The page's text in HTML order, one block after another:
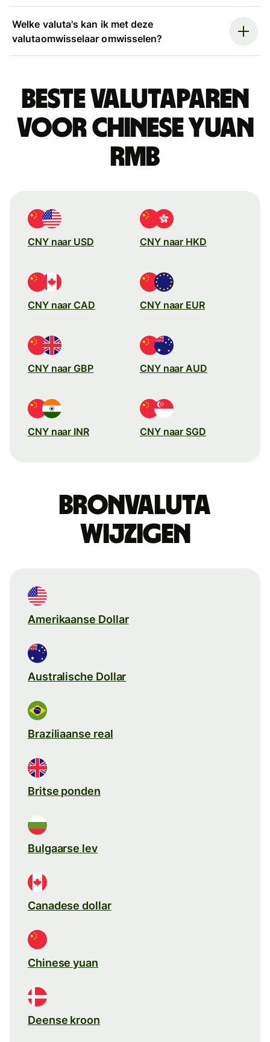
Welke valuta's kan ik met deze
valutaomwisselaar omwisselen?
Beste valutaparen
voor Chinese yuan
rmb
CNY naar USD CNY naar HKD
CNY naar CAD CNY naar EUR
CNY naar GBP CNY naar AUD
CNY naar INR CNY naar SGD
Bronvaluta
wijzigen
Amerikaanse Dollar
Australische Dollar
Braziliaanse real
Britse ponden
Bulgaarse lev
Canadese dollar
Chinese yuan
Deense kroon